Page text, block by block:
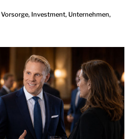
, Investment, Unternehmen,